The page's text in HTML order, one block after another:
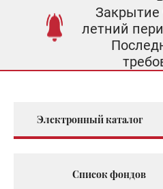
Закрытие
летний
Электронный каталог
Список фондов